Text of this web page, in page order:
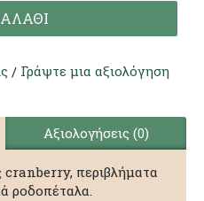
/ Γράψτε μια αξιολόγηση
Αξιολογήσεις (0)
cranberry, περιβλήματα
ροδοπέταλα.